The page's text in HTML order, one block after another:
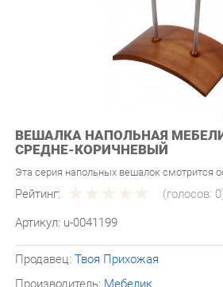
Эта серия напольных вешалок смотрится
Артикул: u-0041199
Продавец:Твоя Прихожая
Производитель:Мебелик
Последняя цена: 9 590 ₽